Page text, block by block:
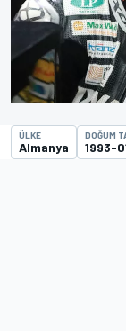
ÜLKE
Almanya
DOĞUM
1993-